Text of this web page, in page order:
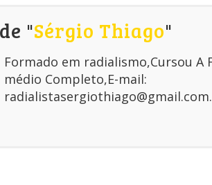
"Sérgio Thiago"
Formado em radialismo,Cursou A
médio Completo,E-mail:
radialistasergiothiago@gmail.com.